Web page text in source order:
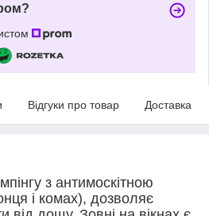
Відгуки про товар Доставка
з антимоскітною
і комах), дозволяє